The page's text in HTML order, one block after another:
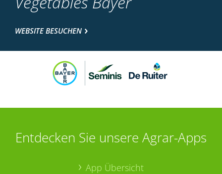
WEBSITE BESUCHEN
Entdecken Sie unsere Agrar-Apps
App Übersicht